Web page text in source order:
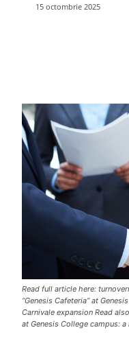
15 octombrie 2025
Read full article here:
“Genesis Cafeteria” at
Carnivale expansion Read
at Genesis College campus: